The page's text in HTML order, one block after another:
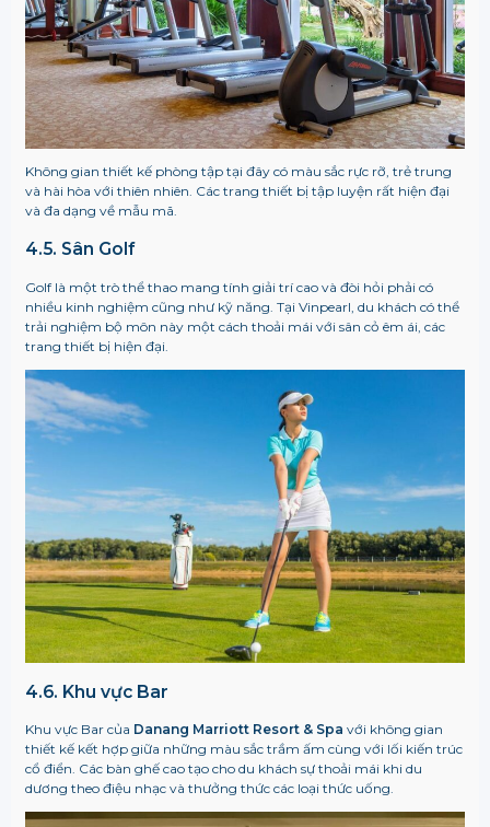
Không gian thiết kế phòng tập tại đây có màu sắc rực rỡ, trẻ trung
và hài hòa với thiên nhiên. Các trang thiết bị tập luyện rất hiện đại
và đa dạng về mẫu mã.
4.5. Sân Golf
Golf là một trò thể thao mang tính giải trí cao và đòi hỏi phải có
nhiều kinh nghiệm cũng như kỹ năng. Tại Vinpearl, du khách có thể
trải nghiệm bộ môn này một cách thoải mái với sân cỏ êm ái, các
trang thiết bị hiện đại.
4.6. Khu vực Bar
Khu vực Bar của Danang Marriott Resort & Spa với không gian
thiết kế kết hợp giữa những màu sắc trầm ấm cùng với lối kiến trúc
cổ điển. Các bàn ghế cao tạo cho du khách sự thoải mái khi du
dương theo điệu nhạc và thưởng thức các loại thức uống.